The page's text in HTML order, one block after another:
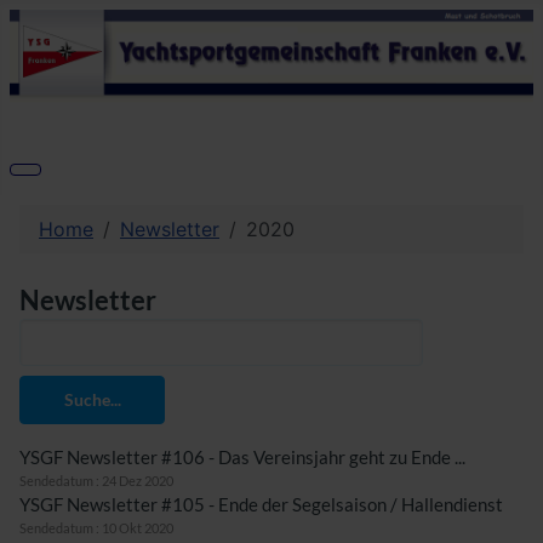
Home Newsletter 2020
Newsletter
Suche...
YSGF Newsletter #106 - Das Vereinsjahr geht zu Ende ...
Sendedatum : 24 Dez 2020
YSGF Newsletter #105 - Ende der Segelsaison / Hallendienst
Sendedatum : 10 Okt 2020